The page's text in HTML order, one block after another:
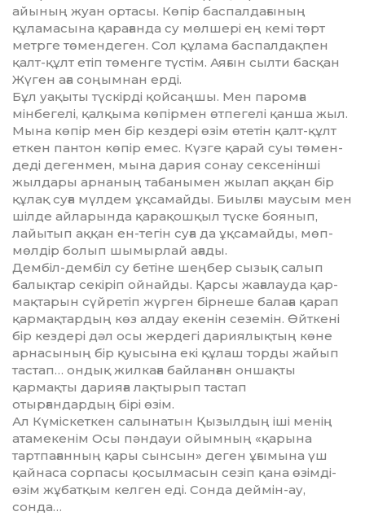
айының жуан ортасы. Көпір баспалдағының
құламасына қарағанда су мөлшері ең кемі төрт
метрге төмендеген. Сол құлама баспалдақпен
қалт-құлт етіп тө­менге түстім. Аяғын сылти басқан
Жүген аға соңымнан ерді.
Бұл уақыты түскірді қойсаңшы. Мен паромға
мінбегелі, қалқыма көпірмен өтпегелі қанша жыл.
Мына көпір мен бір кездері өзім өтетін қалт-құлт
еткен пантон көпір емес. Күзге қарай суы тө­мен­
деді дегенмен, мына дария сонау сексенінші
жылдары арна­ның табанымен жылап аққан бір
құлақ суға мүлдем ұқсамайды. Биыл­ғы маусым мен
шілде айларында қарақошқыл түске боянып,
лайытып аққан ен-тегін суға да ұқсамайды, мөп-
мөлдір болып шымырлай ағады.
Дембіл-дембіл су бетіне шең­бер сызық салып
балықтар секіріп ойнайды. Қарсы жағалауда қар­
мақ­­тарын сүйретіп жүрген бір­неше балаға қарап
қармақтар­дың көз алдау екенін сеземін. Өйткені
бір кездері дәл осы жердегі дария­лықтың көне
арнасының бір қуы­сына екі құлаш торды жайып
тас­тап… ондық жилкаға байланған оншақты
қармақты дарияға лақ­тырып тастап
отырғандардың бірі өзім.
Ал Күміскеткен салынатын Қызылдың іші менің
атамекенім Осы пәндауи ойымның «қарына
тартпағанның қары сынсын» де­ген ұғымына үш
қайнаса сорпасы қосылмасын сезіп қана өзімді-
өзім жұбатқым келген еді. Сонда деймін-ау,
сонда…